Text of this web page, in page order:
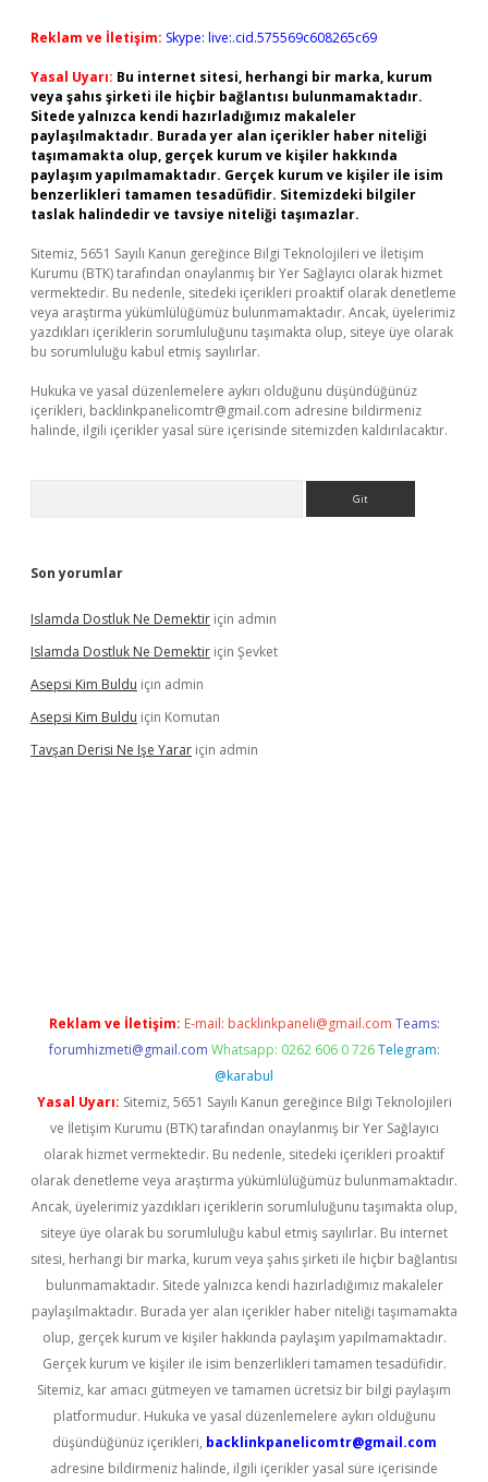
Reklam ve İletişim: Skype: live:.cid.575569c608265c69
Yasal Uyarı: Bu internet sitesi, herhangi bir marka, kurum
veya şahıs şirketi ile hiçbir bağlantısı bulunmamaktadır.
Sitede yalnızca kendi hazırladığımız makaleler
paylaşılmaktadır. Burada yer alan içerikler haber niteliği
taşımamakta olup, gerçek kurum ve kişiler hakkında
paylaşım yapılmamaktadır. Gerçek kurum ve kişiler ile isim
benzerlikleri tamamen tesadüfidir. Sitemizdeki bilgiler
taslak halindedir ve tavsiye niteliği taşımazlar.
Sitemiz, 5651 Sayılı Kanun gereğince Bilgi Teknolojileri ve İletişim
Kurumu (BTK) tarafından onaylanmış bir Yer Sağlayıcı olarak hizmet
vermektedir. Bu nedenle, sitedeki içerikleri proaktif olarak denetleme
veya araştırma yükümlülüğümüz bulunmamaktadır. Ancak, üyelerimiz
yazdıkları içeriklerin sorumluluğunu taşımakta olup, siteye üye olarak
bu sorumluluğu kabul etmiş sayılırlar.
Hukuka ve yasal düzenlemelere aykırı olduğunu düşündüğünüz
içerikleri, backlinkpanelicomtr@gmail.com adresine bildirmeniz
halinde, ilgili içerikler yasal süre içerisinde sitemizden kaldırılacaktır.
Son yorumlar
Islamda Dostluk Ne Demektir için admin
Islamda Dostluk Ne Demektir için Şevket
Asepsi Kim Buldu için admin
Asepsi Kim Buldu için Komutan
Tavşan Derisi Ne Işe Yarar için admin
Reklam ve İletişim: E-mail: backlinkpaneli@gmail.com Teams:
forumhizmeti@gmail.com Whatsapp: 0262 606 0 726 Telegram:
@karabul
Yasal Uyarı: Sitemiz, 5651 Sayılı Kanun gereğince Bilgi Teknolojileri
ve İletişim Kurumu (BTK) tarafından onaylanmış bir Yer Sağlayıcı
olarak hizmet vermektedir. Bu nedenle, sitedeki içerikleri proaktif
olarak denetleme veya araştırma yükümlülüğümüz bulunmamaktadır.
Ancak, üyelerimiz yazdıkları içeriklerin sorumluluğunu taşımakta olup,
siteye üye olarak bu sorumluluğu kabul etmiş sayılırlar. Bu internet
sitesi, herhangi bir marka, kurum veya şahıs şirketi ile hiçbir bağlantısı
bulunmamaktadır. Sitede yalnızca kendi hazırladığımız makaleler
paylaşılmaktadır. Burada yer alan içerikler haber niteliği taşımamakta
olup, gerçek kurum ve kişiler hakkında paylaşım yapılmamaktadır.
Gerçek kurum ve kişiler ile isim benzerlikleri tamamen tesadüfidir.
Sitemiz, kar amacı gütmeyen ve tamamen ücretsiz bir bilgi paylaşım
platformudur. Hukuka ve yasal düzenlemelere aykırı olduğunu
düşündüğünüz içerikleri, backlinkpanelicomtr@gmail.com
adresine bildirmeniz halinde, ilgili içerikler yasal süre içerisinde